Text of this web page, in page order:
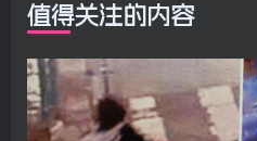
值得关注的内容